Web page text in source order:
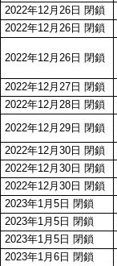
2022年12月26日 閉鎖
2022年12月26日 閉鎖
2022年12月26日 閉鎖
2022年12月27日 閉鎖
2022年12月28日 閉鎖
2022年12月29日 閉鎖
2022年12月30日 閉鎖
2022年12月30日 閉鎖
2022年12月30日 閉鎖
2023年1月5日 閉鎖
2023年1月5日 閉鎖
2023年1月5日 閉鎖
2023年1月6日 閉鎖